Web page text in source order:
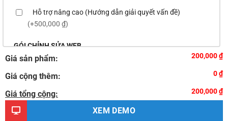
Hỗ trợ nâng cao (Hướng dẫn giải quyết vấn đề)
(+500,000 ₫)
GÓI CHỈNH SỬA WEB
Thay logo & thông tin doanh nghiệp
Đổi màu chủ đạo của theme theo tông màu của logo
(+200,000 ₫)
Sửa danh mục và sắp xếp lại thanh menu chuẩn
Giá sản phẩm: 200,000 ₫
Giá cộng thêm: 0 ₫
Giá tổng cộng: 200,000 ₫
XEM DEMO